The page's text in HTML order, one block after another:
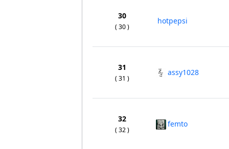
30
( 30 )
hotpepsi
31
( 31 )
assy1028
32
( 32 )
femto